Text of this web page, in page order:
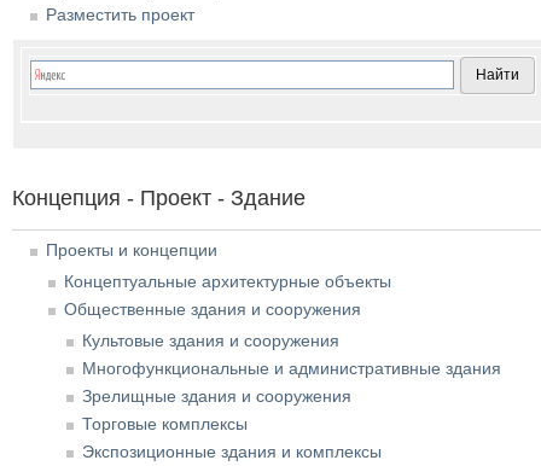
Разместить проект
Концепция - Проект - Здание
Проекты и концепции
Концептуальные архитектурные объекты
Общественные здания и сооружения
Культовые здания и сооружения
Многофункциональные и административные здания
Зрелищные здания и сооружения
Торговые комплексы
Экспозиционные здания и комплексы